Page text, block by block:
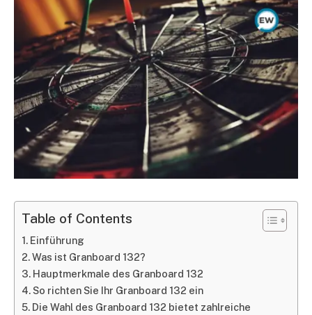
Table of Contents
Einführung
Was ist Granboard 132?
Hauptmerkmale des Granboard 132
So richten Sie Ihr Granboard 132 ein
Die Wahl des Granboard 132 bietet zahlreiche